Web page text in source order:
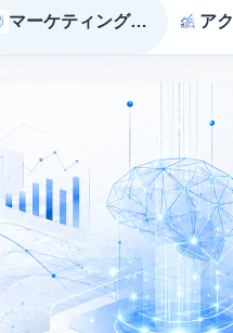
マーケティング戦略